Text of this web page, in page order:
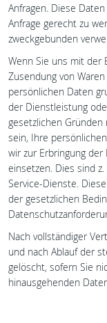
Anfragen. Diese
Anfrage gerecht zu
zweckgebunden
Wenn Sie uns mit der
Zusendung von
persönlichen Daten
der Dienstleistung
gesetzlichen
sein, Ihre
wir zur Erbringung
einsetzen. Dies sind
Service-Dienste.
der gesetzlichen
Nach vollständiger
und nach Ablauf der
gelöscht, sofern Sie
hinausgehenden